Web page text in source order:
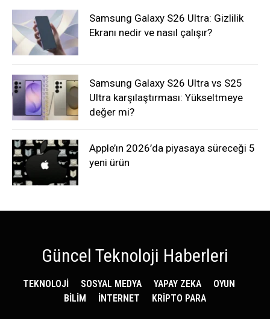
Samsung Galaxy S26 Ultra: Gizlilik
Ekranı nedir ve nasıl çalışır?
Samsung Galaxy S26 Ultra vs S25
Ultra karşılaştırması: Yükseltmeye
değer mi?
Apple’ın 2026’da piyasaya süreceği 5
yeni ürün
Güncel Teknoloji Haberleri
TEKNOLOJİ SOSYAL MEDYA YAPAY ZEKA
OYUN
BİLİM
İNTERNET KRİPTO PARA